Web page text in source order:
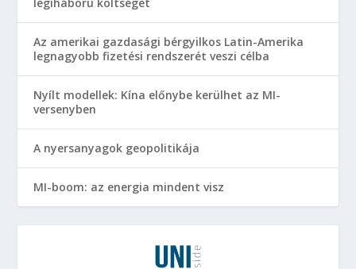
Az amerikai gazdasági bérgyilkos Latin-Amerika
legnagyobb fizetési rendszerét veszi célba
Nyílt modellek: Kína előnybe kerülhet az MI-
versenyben
A nyersanyagok geopolitikája
MI-boom: az energia mindent visz